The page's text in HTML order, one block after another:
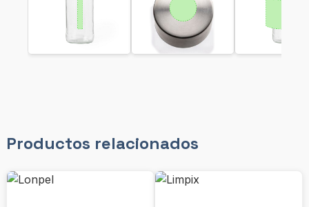
Productos relacionados